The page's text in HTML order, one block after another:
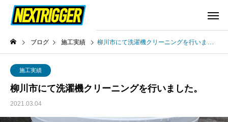
ブログ 施工実績 柳川市にて洗濯機クリーニングを行いました。
施工実績
柳川市にて洗濯機クリーニングを行いました。
2021.03.04